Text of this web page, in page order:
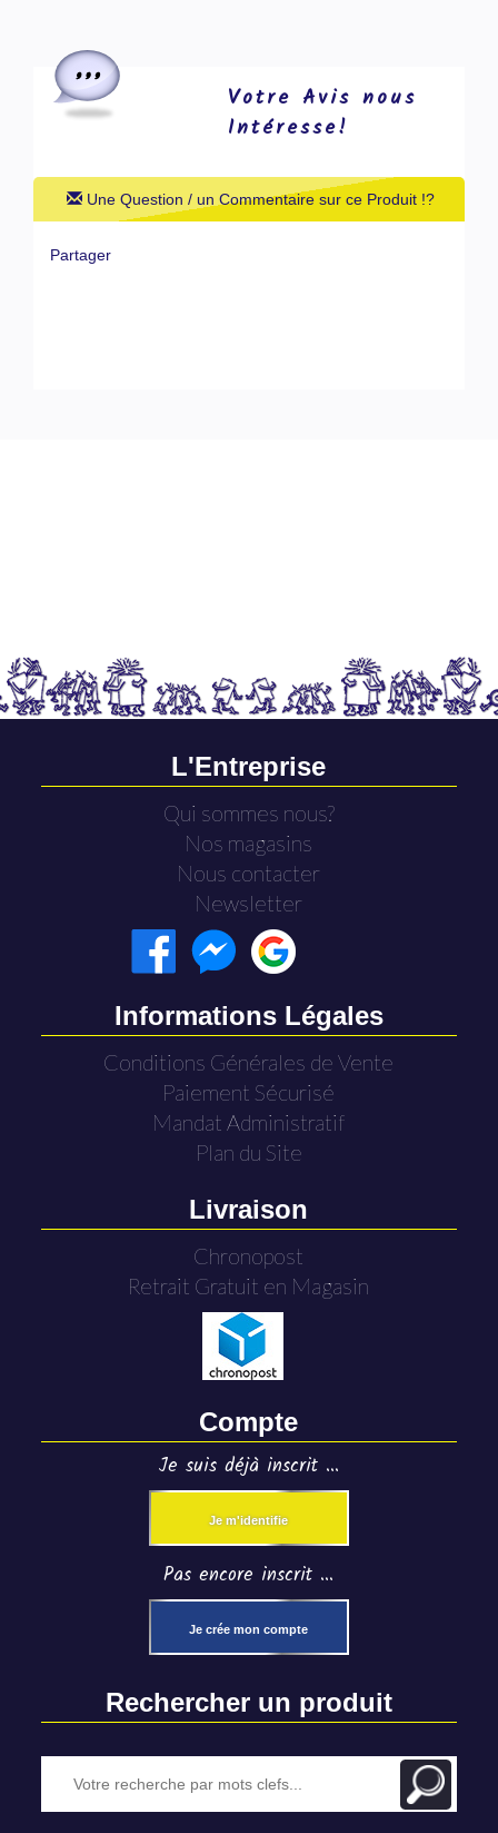
Votre Avis nous
Intéresse!
Une Question / un Commentaire sur ce Produit !?
Partager
L'Entreprise
Qui sommes nous?
Nos magasins
Nous contacter
Newsletter
Informations Légales
Conditions Générales de Vente
Paiement Sécurisé
Mandat Administratif
Plan du Site
Livraison
Chronopost
Retrait Gratuit en Magasin
Compte
Je suis déjà inscrit ...
Je m'identifie
Pas encore inscrit ...
Je crée mon compte
Rechercher un produit